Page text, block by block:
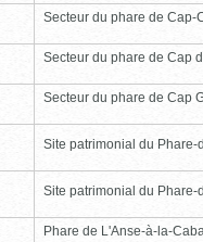
Secteur du phare de Cap-
Secteur du phare de Cap
Secteur du phare de Cap
Site patrimonial du Phare-
Site patrimonial du Phare-
Phare de L'Anse-à-la-